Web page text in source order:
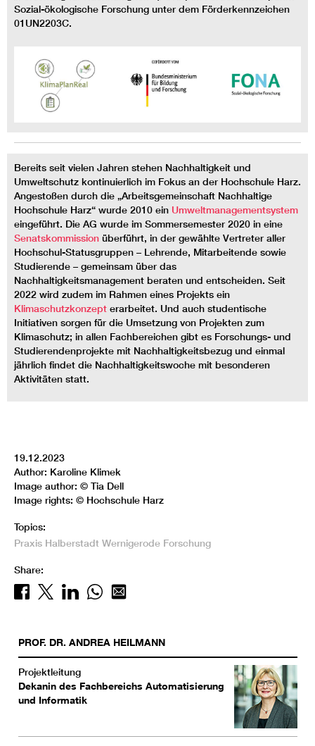
Sozial-ökologische Forschung unter dem Förderkennzeichen
01UN2203C.
Bereits seit vielen Jahren stehen Nachhaltigkeit und
Umweltschutz kontinuierlich im Fokus an der Hochschule Harz.
Angestoßen durch die „Arbeitsgemeinschaft Nachhaltige
Hochschule Harz“ wurde 2010 ein Umweltmanagementsystem
eingeführt. Die AG wurde im Sommersemester 2020 in eine
Senatskommission überführt, in der gewählte Vertreter aller
Hochschul-Statusgruppen – Lehrende, Mitarbeitende sowie
Studierende – gemeinsam über das
Nachhaltigkeitsmanagement beraten und entscheiden. Seit
2022 wird zudem im Rahmen eines Projekts ein
Klimaschutzkonzept erarbeitet. Und auch studentische
Initiativen sorgen für die Umsetzung von Projekten zum
Klimaschutz; in allen Fachbereichen gibt es Forschungs- und
Studierendenprojekte mit Nachhaltigkeitsbezug und einmal
jährlich findet die Nachhaltigkeitswoche mit besonderen
Aktivitäten statt.
19.12.2023
Author: Karoline Klimek
Image author: © Tia Dell
Image rights: © Hochschule Harz
Topics:
Praxis Halberstadt Wernigerode Forschung
Share:
PROF. DR. ANDREA HEILMANN
Projektleitung
Dekanin des Fachbereichs Automatisierung
und Informatik